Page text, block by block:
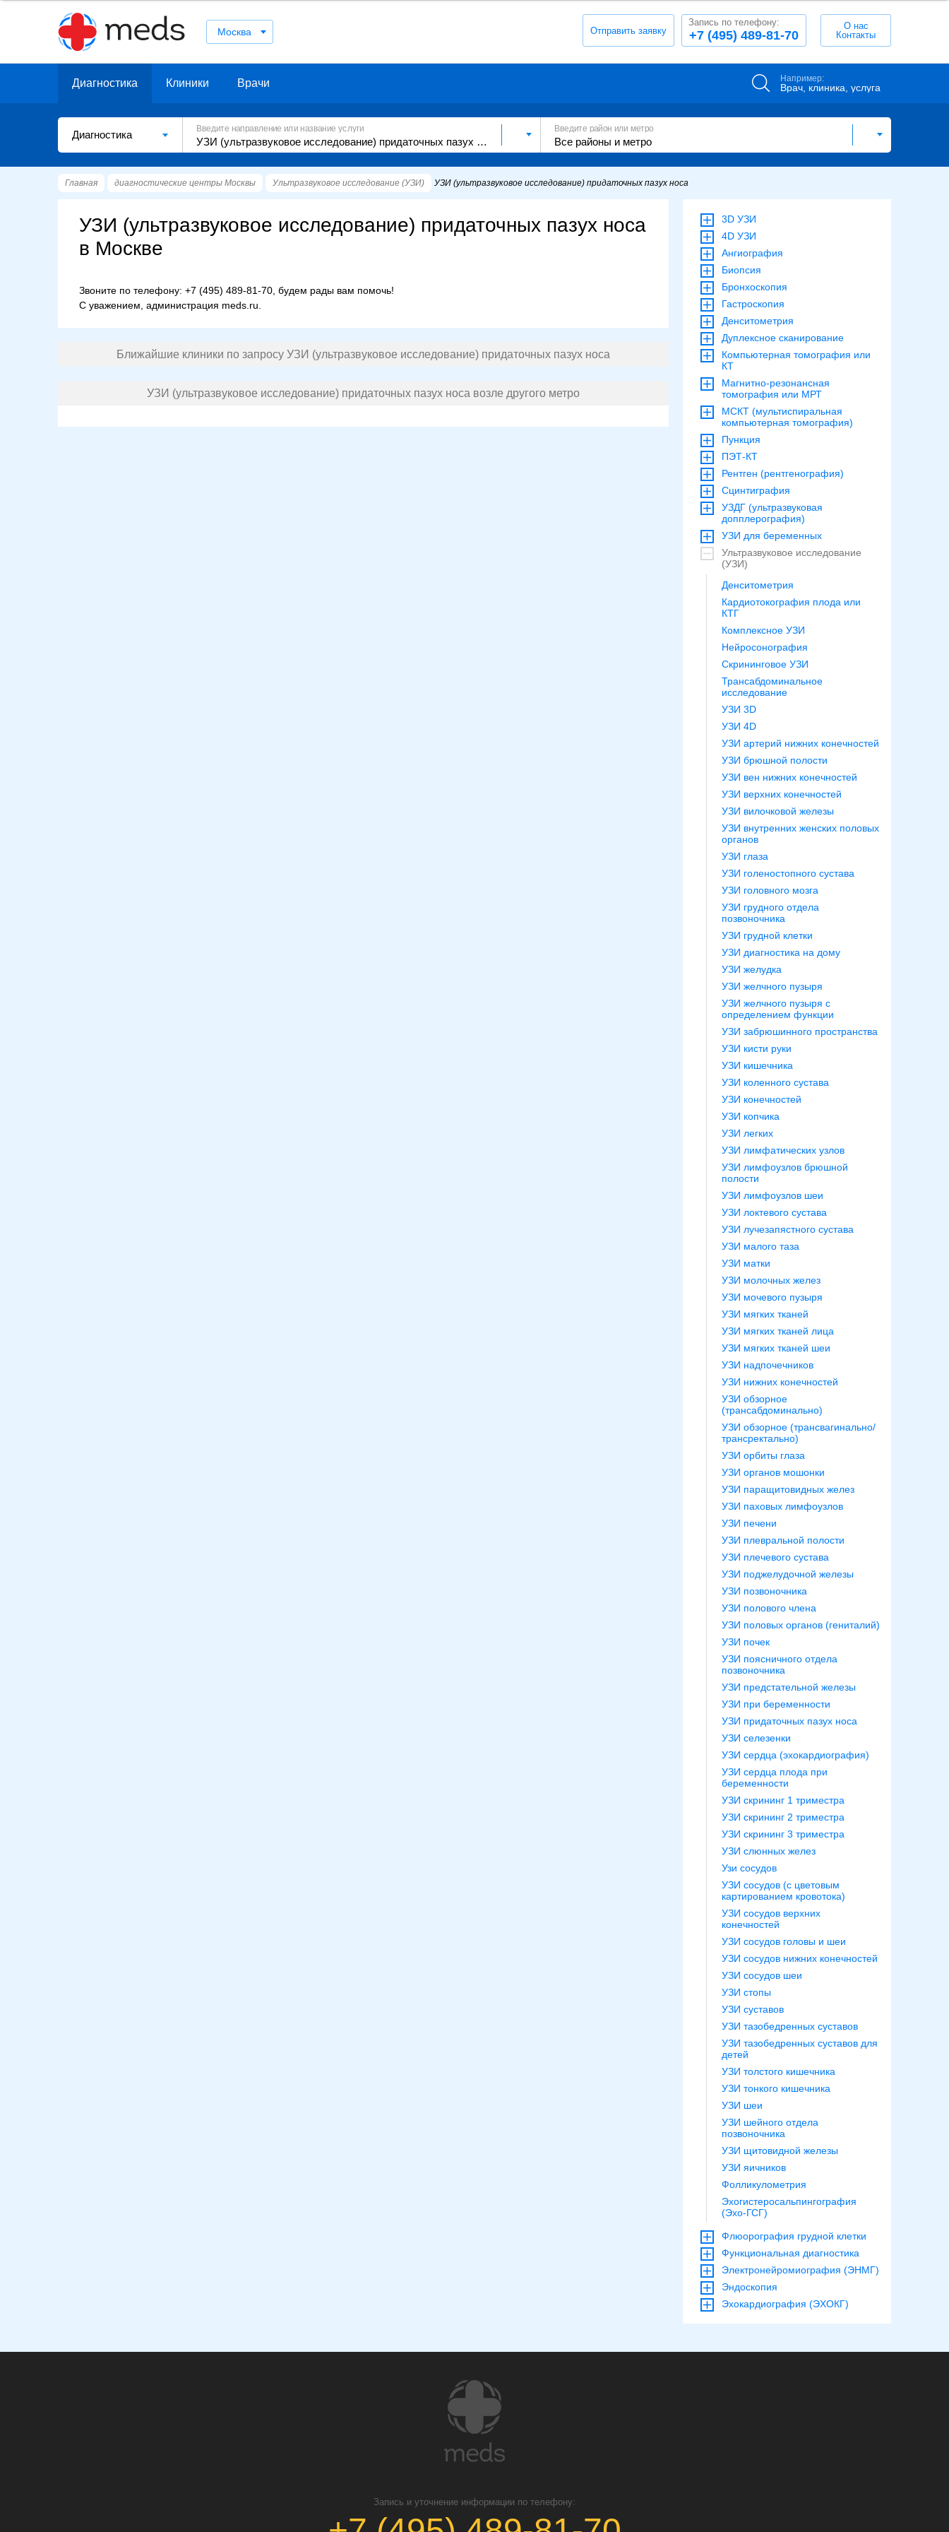
Москва Отправить заявку +7 (495) 489-81-70
Запись по телефону:
О нас
Контакты
Диагностика Клиники Врачи Например:
Врач, клиника, услуга
Диагностика
Введите направление или название услуги Введите район или метро
Главная диагностические центры Москвы Ультразвуковое исследование (УЗИ) УЗИ (ультразвуковое исследование) придаточных пазух носа
УЗИ (ультразвуковое исследование) придаточных пазух носа
в Москве
Звоните по телефону: +7 (495) 489-81-70, будем рады вам помочь!
С уважением, администрация meds.ru.
Ближайшие клиники по запросу УЗИ (ультразвуковое исследование) придаточных пазух носа
УЗИ (ультразвуковое исследование) придаточных пазух носа возле другого метро
3D УЗИ
4D УЗИ
Ангиография
Биопсия
Бронхоскопия
Гастроскопия
Денситометрия
Дуплексное сканирование
Компьютерная томография или
КТ
Магнитно-резонансная
томография или МРТ
МСКТ (мультиспиральная
компьютерная томография)
Пункция
ПЭТ-КТ
Рентген (рентгенография)
Сцинтиграфия
УЗДГ (ультразвуковая
допплерография)
УЗИ для беременных
Ультразвуковое исследование
(УЗИ)
Денситометрия
Кардиотокография плода или
КТГ
Комплексное УЗИ
Нейросонография
Скрининговое УЗИ
Трансабдоминальное
исследование
УЗИ 3D
УЗИ 4D
УЗИ артерий нижних конечностей
УЗИ брюшной полости
УЗИ вен нижних конечностей
УЗИ верхних конечностей
УЗИ вилочковой железы
УЗИ внутренних женских половых
органов
УЗИ глаза
УЗИ голеностопного сустава
УЗИ головного мозга
УЗИ грудного отдела
позвоночника
УЗИ грудной клетки
УЗИ диагностика на дому
УЗИ желудка
УЗИ желчного пузыря
УЗИ желчного пузыря с
определением функции
УЗИ забрюшинного пространства
УЗИ кисти руки
УЗИ кишечника
УЗИ коленного сустава
УЗИ конечностей
УЗИ копчика
УЗИ легких
УЗИ лимфатических узлов
УЗИ лимфоузлов брюшной
полости
УЗИ лимфоузлов шеи
УЗИ локтевого сустава
УЗИ лучезапястного сустава
УЗИ малого таза
УЗИ матки
УЗИ молочных желез
УЗИ мочевого пузыря
УЗИ мягких тканей
УЗИ мягких тканей лица
УЗИ мягких тканей шеи
УЗИ надпочечников
УЗИ нижних конечностей
УЗИ обзорное
(трансабдоминально)
УЗИ обзорное (трансвагинально/
трансректально)
УЗИ орбиты глаза
УЗИ органов мошонки
УЗИ паращитовидных желез
УЗИ паховых лимфоузлов
УЗИ печени
УЗИ плевральной полости
УЗИ плечевого сустава
УЗИ поджелудочной железы
УЗИ позвоночника
УЗИ полового члена
УЗИ половых органов (гениталий)
УЗИ почек
УЗИ поясничного отдела
позвоночника
УЗИ предстательной железы
УЗИ при беременности
УЗИ придаточных пазух носа
УЗИ селезенки
УЗИ сердца (эхокардиография)
УЗИ сердца плода при
беременности
УЗИ скрининг 1 триместра
УЗИ скрининг 2 триместра
УЗИ скрининг 3 триместра
УЗИ слюнных желез
Узи сосудов
УЗИ сосудов (с цветовым
картированием кровотока)
УЗИ сосудов верхних
конечностей
УЗИ сосудов головы и шеи
УЗИ сосудов нижних конечностей
УЗИ сосудов шеи
УЗИ стопы
УЗИ суставов
УЗИ тазобедренных суставов
УЗИ тазобедренных суставов для
детей
УЗИ толстого кишечника
УЗИ тонкого кишечника
УЗИ шеи
УЗИ шейного отдела
позвоночника
УЗИ щитовидной железы
УЗИ яичников
Фолликулометрия
Эхогистеросальпингография
(Эхо-ГСГ)
Флюорография грудной клетки
Функциональная диагностика
Электронейромиография (ЭНМГ)
Эндоскопия
Эхокардиография (ЭХОКГ)
Запись и уточнение информации по телефону: